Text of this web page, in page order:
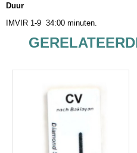
Duur
IMVIR 1-9 34:00 minuten.